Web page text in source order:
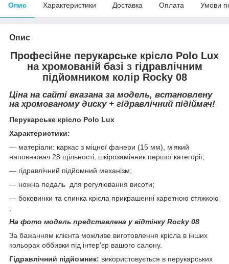
Опис Характеристики Доставка Оплата Умови
Опис
Професійне перукарське крісло Polo Lux
на хромованій базі з гідравлічним
підйомником колір Rocky 08
Ціна на сайті вказана за модель, встановлену
на хромованому диску + гідравлічний підіймач!
Перукарське крісло Polo Lux
Характеристики:
― матеріали: каркас з міцної фанери (15 мм), м'який
наповнювач 28 щільності, шкірозамінник першої категорії;
― гідравлічний підйомний механізм;
― ножна педаль для регулювання висоти;
― боковинки та спинка крісла прикрашенні каретною стяжкою
;
На фото модель представлена у відтінку Rocky 08
За бажанням клієнта можливе виготовлення крісла в інших
кольорах оббивки під інтер'єр вашого салону.
Гідравлічний підйомник: використовується в перукарських